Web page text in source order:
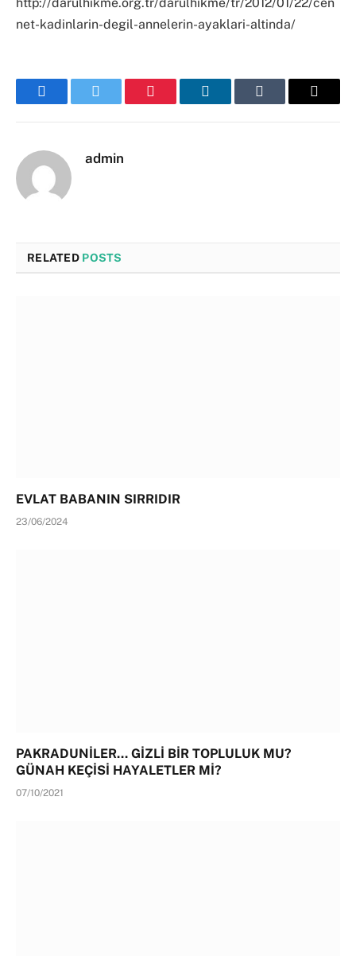
net-kadinlarin-degil-annelerin-ayaklari-altinda/
FacebookTwitter Pinterest LinkedInTumblr Email
admin
RELATED POSTS
EVLAT BABANIN SIRRIDIR
23/06/2024
PAKRADUNİLER… GİZLİ BİR TOPLULUK MU?
GÜNAH KEÇİSİ HAYALETLER Mİ?
07/10/2021